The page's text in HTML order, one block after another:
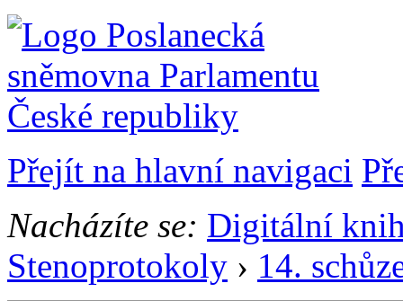
Přejít na hlavní navigaci
Nacházíte se: Digitální
Stenoprotokoly › 14.